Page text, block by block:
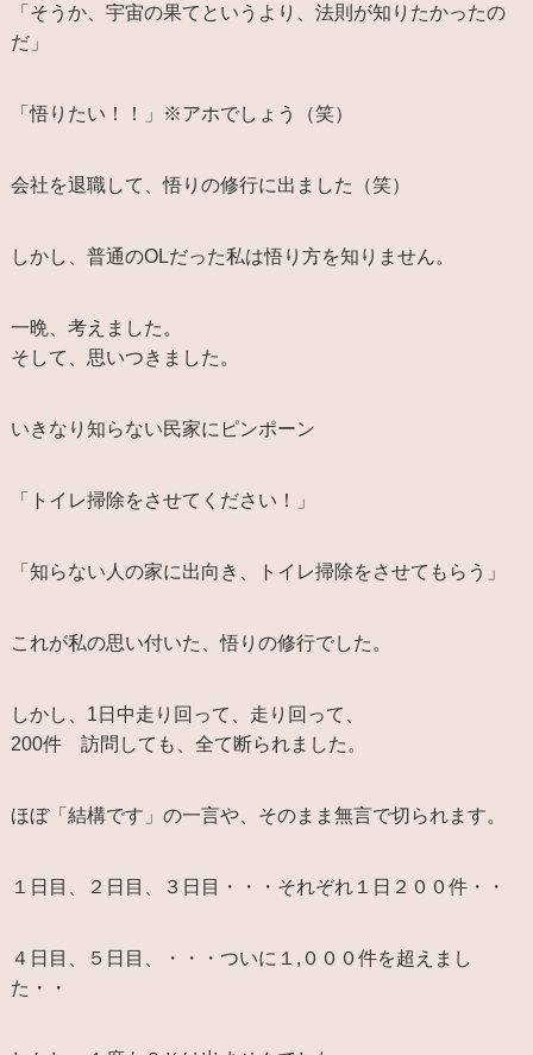
「そうか、宇宙の果てというより、法則が知りたかったの
だ」
「悟りたい！！」※アホでしょう（笑）
会社を退職して、悟りの修行に出ました（笑）
しかし、普通のOLだった私は悟り方を知りません。
一晩、考えました。
そして、思いつきました。
いきなり知らない民家にピンポーン
「トイレ掃除をさせてください！」
「知らない人の家に出向き、トイレ掃除をさせてもらう」
これが私の思い付いた、悟りの修行でした。
しかし、1日中走り回って、走り回って、
200件 訪問しても、全て断られました。
ほぼ「結構です」の一言や、そのまま無言で切られます。
１日目、２日目、３日目・・・それぞれ１日２００件・・
４日目、５日目、・・・ついに１,０００件を超えまし
た・・